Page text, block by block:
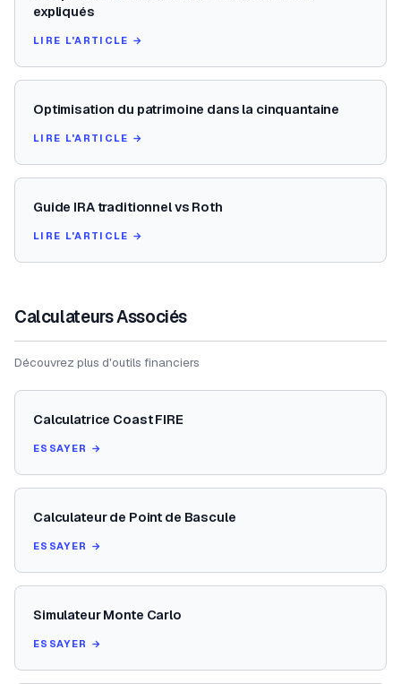
expliqués
LIRE L'ARTICLE →
Optimisation du patrimoine dans la cinquantaine
LIRE L'ARTICLE →
Guide IRA traditionnel vs Roth
LIRE L'ARTICLE →
Calculateurs Associés
Découvrez plus d'outils financiers
Calculatrice Coast FIRE
ESSAYER →
Calculateur de Point de Bascule
ESSAYER →
Simulateur Monte Carlo
ESSAYER →